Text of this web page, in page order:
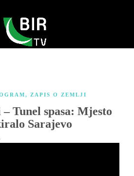
, ZAPIS O ZEMLJI
Tunel spasa: Mjesto
Sarajevo